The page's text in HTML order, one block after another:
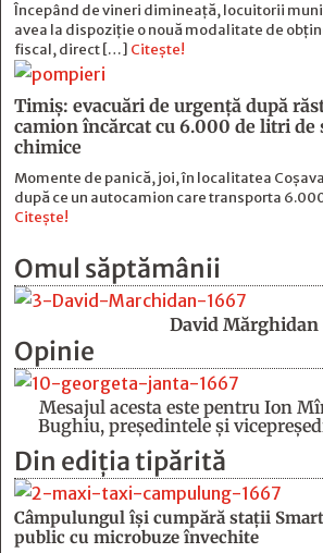
Începând de vineri dimineață, locuitorii
avea la dispoziție o nouă modalitate de
fiscal, direct […] Citește!
Timiș: evacuări de urgență după
camion încărcat cu 6.000 de litri de
chimice
Momente de panică, joi, în localitatea
după ce un autocamion care transporta
Citește!
Omul săptămânii
David Mărghidan
Opinie
Mesajul acesta este pentru Ion
Bughiu, preşedintele şi
Din ediția tipărită
Câmpulungul îşi cumpără staţii
public cu microbuze învechite